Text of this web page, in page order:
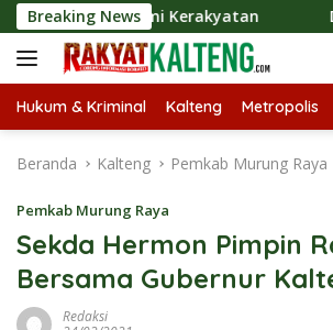
Langsung
ke
konten
Breaking News
Ekonomi Kerakyatan Dina
Hukum & Kriminal Kalteng Metropolis
Beranda Kalteng Pemkab Murung Raya
Pemkab Murung Raya
Sekda Hermon Pimpin
Bersama Gubernur
Redaksi